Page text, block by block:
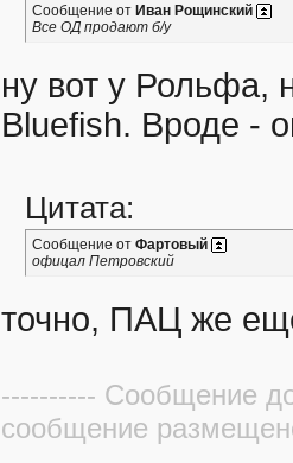
Сообщение от Иван Рощинский
Все ОД продают б/у
ну вот у Рольфа,
Bluefish. Вроде -
Цитата:
Сообщение от Фартовый
офицал Петровский
точно, ПАЦ же
---------- Сообщение
сообщение